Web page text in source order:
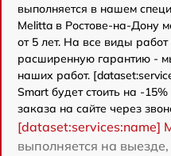
выполняется в нашем
Melitta в Ростове-на-Дону
от 5 лет. На все виды
расширенную гарантию -
наших работ.
Smart будет стоить на -
заказа на сайте через
[dataset:services:name]
выполняется на выезде,